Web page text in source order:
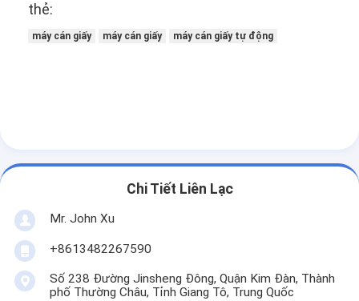
thẻ:
máy cán giấy máy cán giấy máy cán giấy tự động
Chi Tiết Liên Lạc
Mr. John Xu
+8613482267590
Số 238 Đường Jinsheng Đông, Quận Kim Đàn, Thành
phố Thường Châu, Tỉnh Giang Tô, Trung Quốc